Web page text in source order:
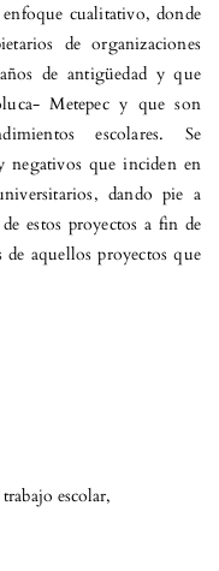
trabajo escolar,
cualitativo, donde
de organizaciones
de antigüedad y que
Metepec y que son
escolares. Se
negativos que inciden en
dando pie a
estos proyectos a fin de
de aquellos proyectos que